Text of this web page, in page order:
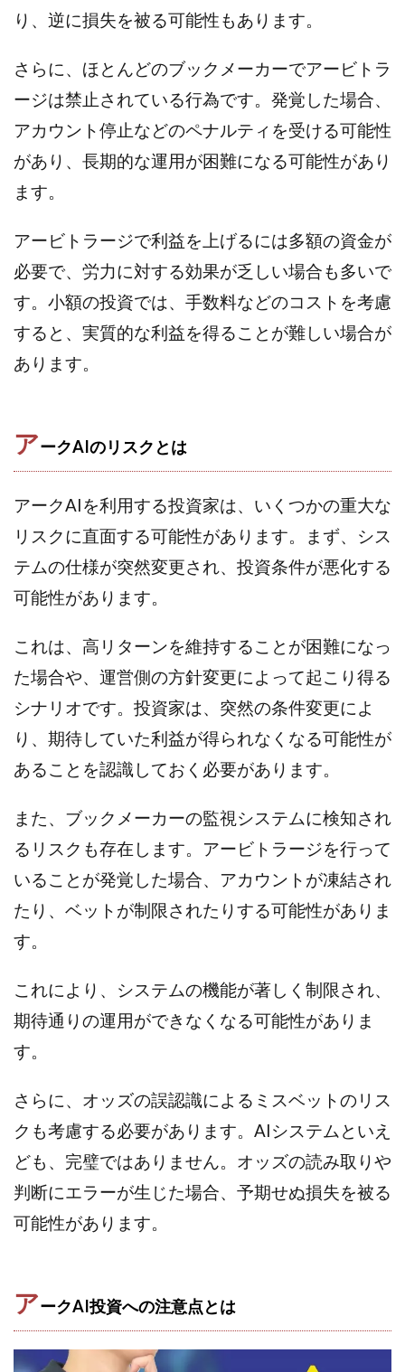
り、逆に損失を被る可能性もあります。
さらに、ほとんどのブックメーカーでアービトラ
ージは禁止されている行為です。発覚した場合、
アカウント停止などのペナルティを受ける可能性
があり、長期的な運用が困難になる可能性があり
ます。
アービトラージで利益を上げるには多額の資金が
必要で、労力に対する効果が乏しい場合も多いで
す。小額の投資では、手数料などのコストを考慮
すると、実質的な利益を得ることが難しい場合が
あります。
アークAIのリスクとは
アークAIを利用する投資家は、いくつかの重大な
リスクに直面する可能性があります。まず、シス
テムの仕様が突然変更され、投資条件が悪化する
可能性があります。
これは、高リターンを維持することが困難になっ
た場合や、運営側の方針変更によって起こり得る
シナリオです。投資家は、突然の条件変更によ
り、期待していた利益が得られなくなる可能性が
あることを認識しておく必要があります。
また、ブックメーカーの監視システムに検知され
るリスクも存在します。アービトラージを行って
いることが発覚した場合、アカウントが凍結され
たり、ベットが制限されたりする可能性がありま
す。
これにより、システムの機能が著しく制限され、
期待通りの運用ができなくなる可能性がありま
す。
さらに、オッズの誤認識によるミスベットのリス
クも考慮する必要があります。AIシステムといえ
ども、完璧ではありません。オッズの読み取りや
判断にエラーが生じた場合、予期せぬ損失を被る
可能性があります。
アークAI投資への注意点とは
森 達郎
楠山高広 永森 航汰
正規のお仕事で年収5
武井 康哲
武田勇吾
武田章司
毎日安定して稼ぐ！スマホだけですべて完結
合同会社アップステージ
【公式】コロコロ・ナタデココ
TADAO YOSHIHARA
SPARKLE!!(スパークル)
STAR .Company.
STAR.system(スターシステム)
SUPERリベンジャーズ
Technical service Co.
SHYEN GRACE LAURENT INTERNET SERVICES INC
TEDASUKE
TOP WINNER運営事務局
trialwork365(トライアルワーク365)
trillion
trillion運営事務局
Ubiquitous solution
NEW PRODUCE(ニュープロデュース)
NEW SHIFT(ニューシフト)
Owners(次世代型エンジェル投資)
Parrish
PUZZLE
SHIFT(シフト)
QUICK(クイック)
Re:Born(リボーン)
REGAIN(リゲイン)
REVERS(リバース)
RISE UP(ライズアップ)
Robert.harry.Ōhno
ROKUYON(ロクヨン)
SHARE
UBI合同協会サポート
V-System
NEW LIFE!(ニューライフ)
ギガマート株式会社
オプトインアフィリエイト
オプトインアフェリエイト
おまかせAI運用
おむられいか
かんたん副業
キャッチtheディルハム
イルカ先生
キャリア(CARRIER)
キャリプロ(キャリアプログラム)
グランドマスターピースFX
グローバルプロジェクト
クロスリテイリング
クロスリテイリング株式会社
VICTOR(ビクター)
アークAI
VIP LIVE STERAM
WILLIAM CULANDOG JOROLAN
Winners Life(ウィナーズライフ)
Write UP
Yamashita Takuma
いいね!するだけ